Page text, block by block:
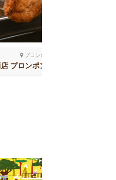
プロンポン北
プロンポン店